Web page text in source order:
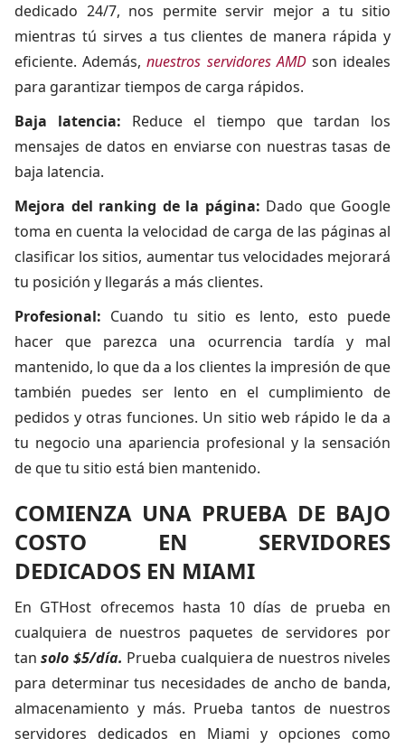
dedicado 24/7, nos permite servir mejor a tu sitio
mientras tú sirves a tus clientes de manera rápida y
eficiente. Además,nuestros servidores AMDson ideales
para garantizar tiempos de carga rápidos.
Baja latencia: Reduce el tiempo que tardan los
mensajes de datos en enviarse con nuestras tasas de
baja latencia.
Mejora del ranking de la página: Dado que Google
toma en cuenta la velocidad de carga de las páginas al
clasificar los sitios, aumentar tus velocidades mejorará
tu posición y llegarás a más clientes.
Profesional: Cuando tu sitio es lento, esto puede
hacer que parezca una ocurrencia tardía y mal
mantenido, lo que da a los clientes la impresión de que
también puedes ser lento en el cumplimiento de
pedidos y otras funciones. Un sitio web rápido le da a
tu negocio una apariencia profesional y la sensación
de que tu sitio está bien mantenido.
COMIENZA UNA PRUEBA DE BAJO
COSTO EN SERVIDORES
DEDICADOS EN MIAMI
En GTHost ofrecemos hasta 10 días de prueba en
cualquiera de nuestros paquetes de servidores por
tansolo $5/día. Prueba cualquiera de nuestros niveles
para determinar tus necesidades de ancho de banda,
almacenamiento y más. Prueba tantos de nuestros
servidores dedicados en Miami y opciones como